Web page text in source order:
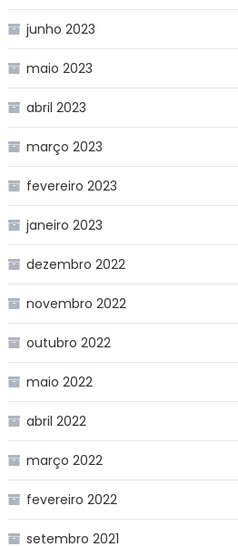
junho 2023
maio 2023
abril 2023
março 2023
fevereiro 2023
janeiro 2023
dezembro 2022
novembro 2022
outubro 2022
maio 2022
abril 2022
março 2022
fevereiro 2022
setembro 2021